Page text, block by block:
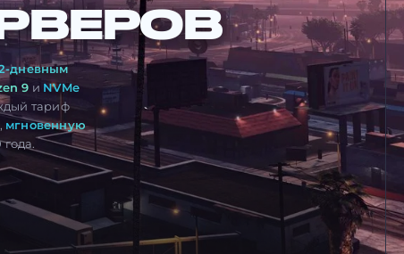
дневным
9 и NVMe
тариф
мгновенную